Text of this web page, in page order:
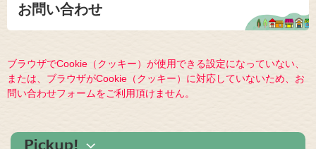
お問い合わせ
ブラウザでCookie（クッキー）が使用できる設定になっていない、
または、ブラウザがCookie（クッキー）に対応していないため、お
問い合わせフォームをご利用頂けません。